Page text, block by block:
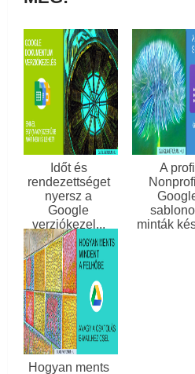
Időt és
rendezettséget
nyersz a
Google
verziókezel...
A profi
minták
Hogyan ments